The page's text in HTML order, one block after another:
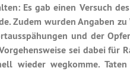
Es gab einen Versuch
Zudem wurden Angaben
und der
sei dabei für
wieder wegkomme.